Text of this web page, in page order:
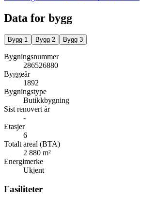
Data for bygg
Bygg 1 Bygg 2 Bygg 3
Bygningsnummer
286526880
Byggeår
1892
Bygningstype
Butikkbygning
Sist renovert år
-
Etasjer
6
Totalt areal (BTA)
2 880 m²
Energimerke
Ukjent
Fasiliteter